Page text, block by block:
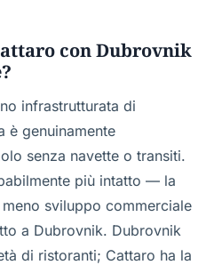
con Dubrovnik
infrastrutturata di
è genuinamente
senza navette o transiti.
più intatto — la
sviluppo commerciale
a Dubrovnik. Dubrovnik
di ristoranti; Cattaro ha la